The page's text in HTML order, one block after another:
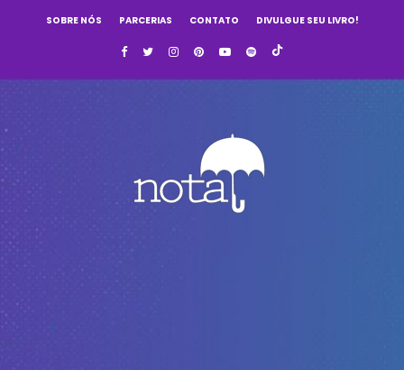
SOBRE NÓS PARCERIAS CONTATO DIVULGUE SEU LIVRO!